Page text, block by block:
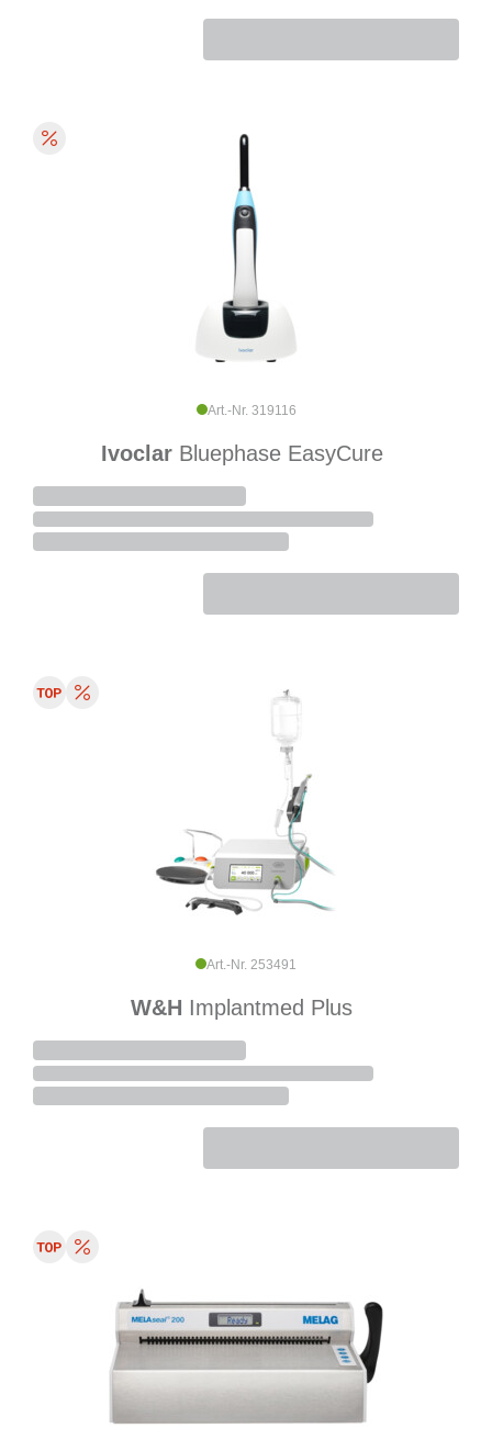
Art.-Nr. 319116
Ivoclar Bluephase EasyCure
Art.-Nr. 253491
W&H Implantmed Plus